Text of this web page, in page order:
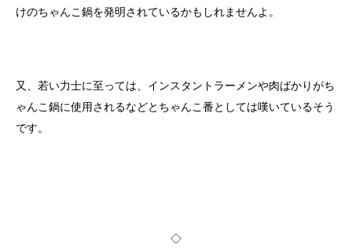
けのちゃんこ鍋を発明されているかもしれませんよ。
又、若い力士に至っては、インスタントラーメンや肉ばかりがち
ゃんこ鍋に使用されるなどとちゃんこ番としては嘆いているそう
です。
◇